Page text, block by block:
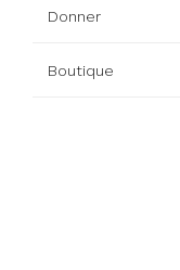
Donner
Boutique